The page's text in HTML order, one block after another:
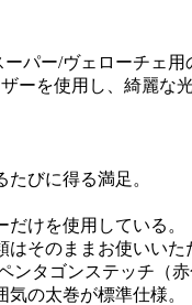
パー/ヴェローチェ
ーを使用し、綺麗な
たびに得る満足。
だけを使用している。
はそのままお使いいた
ンタゴンステッチ（
気の太巻が標準仕様。